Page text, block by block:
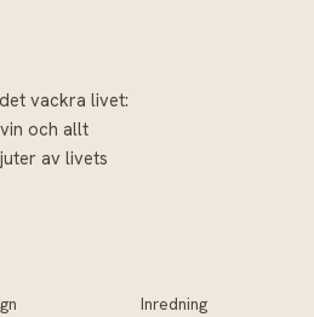
vackra livet:
och allt
av livets
Inredning